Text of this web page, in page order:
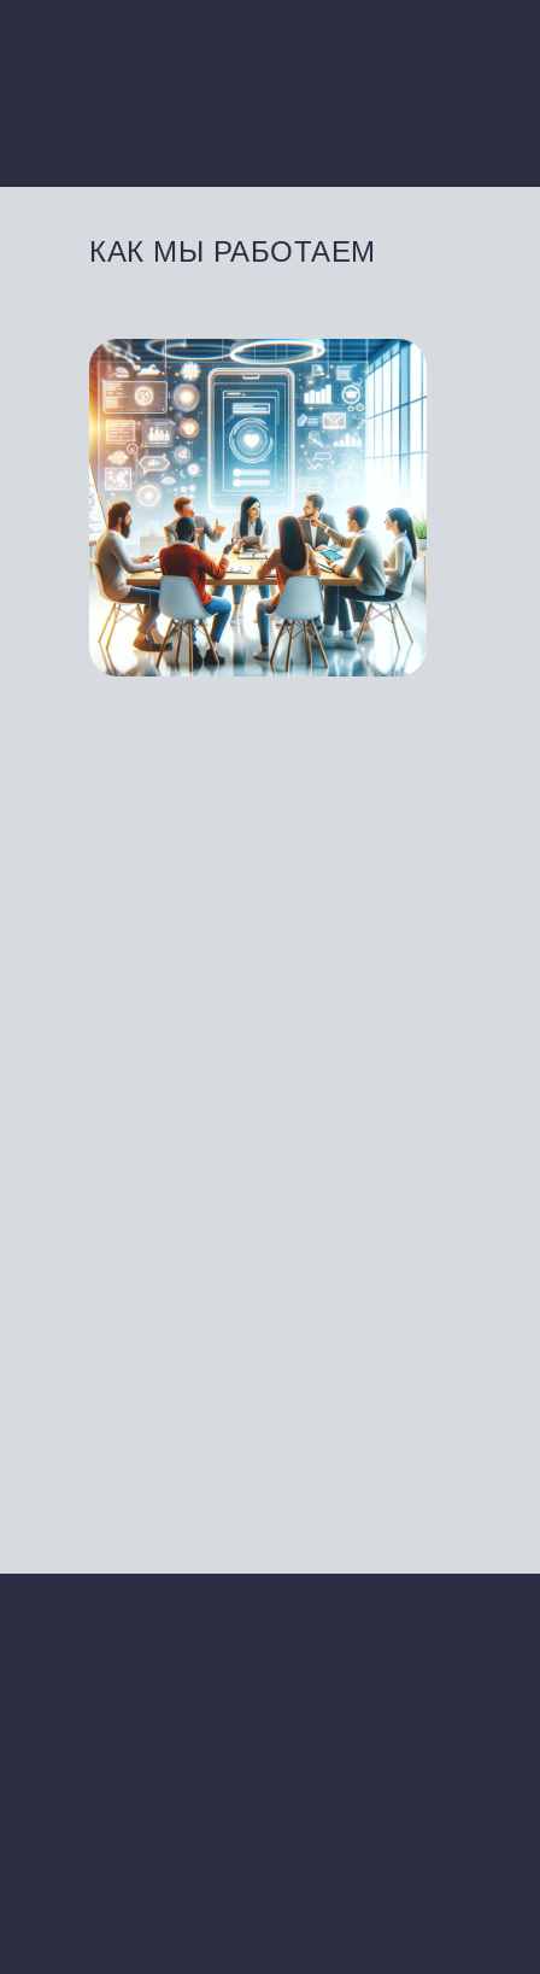
КАК МЫ РАБОТАЕМ